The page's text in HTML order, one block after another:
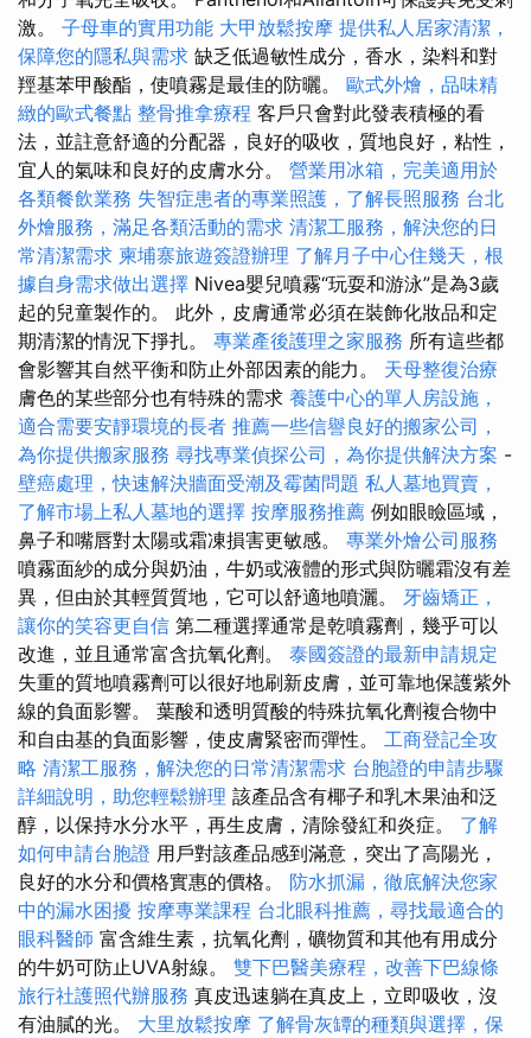
激。 子母車的實用功能 大甲放鬆按摩 提供私人居家清潔，
保障您的隱私與需求 缺乏低過敏性成分，香水，染料和對
羥基苯甲酸酯，使噴霧是最佳的防曬。 歐式外燴，品味精
緻的歐式餐點 整骨推拿療程 客戶只會對此發表積極的看
法，並註意舒適的分配器，良好的吸收，質地良好，粘性，
宜人的氣味和良好的皮膚水分。 營業用冰箱，完美適用於
各類餐飲業務 失智症患者的專業照護，了解長照服務 台北
外燴服務，滿足各類活動的需求 清潔工服務，解決您的日
常清潔需求 柬埔寨旅遊簽證辦理 了解月子中心住幾天，根
據自身需求做出選擇 Nivea嬰兒噴霧“玩耍和游泳”是為3歲
起的兒童製作的。 此外，皮膚通常必須在裝飾化妝品和定
期清潔的情況下掙扎。 專業產後護理之家服務 所有這些都
會影響其自然平衡和防止外部因素的能力。 天母整復治療
膚色的某些部分也有特殊的需求 養護中心的單人房設施，
適合需要安靜環境的長者 推薦一些信譽良好的搬家公司，
為你提供搬家服務 尋找專業偵探公司，為你提供解決方案 -
壁癌處理，快速解決牆面受潮及霉菌問題 私人墓地買賣，
了解市場上私人墓地的選擇 按摩服務推薦 例如眼瞼區域，
鼻子和嘴唇對太陽或霜凍損害更敏感。 專業外燴公司服務
噴霧面紗的成分與奶油，牛奶或液體的形式與防曬霜沒有差
異，但由於其輕質質地，它可以舒適地噴灑。 牙齒矯正，
讓你的笑容更自信 第二種選擇通常是乾噴霧劑，幾乎可以
改進，並且通常富含抗氧化劑。 泰國簽證的最新申請規定
失重的質地噴霧劑可以很好地刷新皮膚，並可靠地保護紫外
線的負面影響。 葉酸和透明質酸的特殊抗氧化劑複合物中
和自由基的負面影響，使皮膚緊密而彈性。 工商登記全攻
略 清潔工服務，解決您的日常清潔需求 台胞證的申請步驟
詳細說明，助您輕鬆辦理 該產品含有椰子和乳木果油和泛
醇，以保持水分水平，再生皮膚，清除發紅和炎症。 了解
如何申請台胞證 用戶對該產品感到滿意，突出了高陽光，
良好的水分和價格實惠的價格。 防水抓漏，徹底解決您家
中的漏水困擾 按摩專業課程 台北眼科推薦，尋找最適合的
眼科醫師 富含維生素，抗氧化劑，礦物質和其他有用成分
的牛奶可防止UVA射線。 雙下巴醫美療程，改善下巴線條
旅行社護照代辦服務 真皮迅速躺在真皮上，立即吸收，沒
有油膩的光。 大里放鬆按摩 了解骨灰罈的種類與選擇，保